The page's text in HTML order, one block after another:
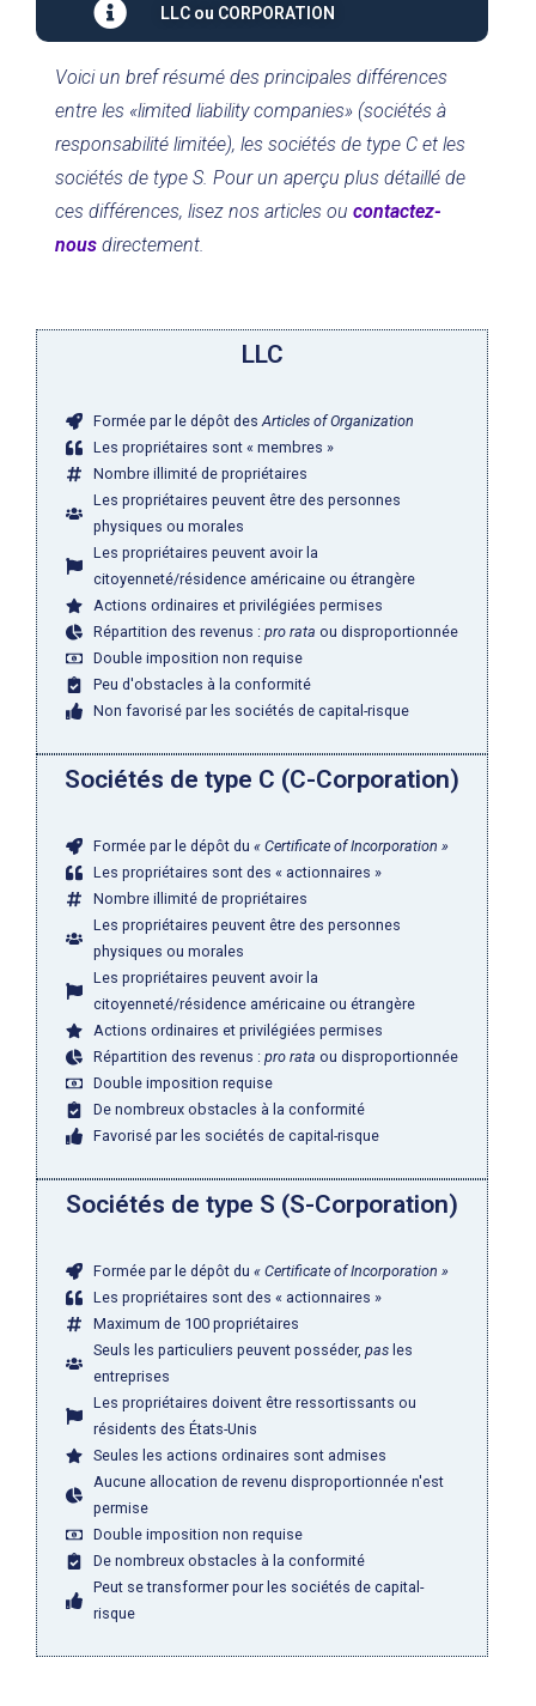
LLC ou CORPORATION
Voici un bref résumé des principales différences
entre les «limited liability companies» (sociétés à
responsabilité limitée), les sociétés de type C et les
sociétés de type S. Pour un aperçu plus détaillé de
ces différences, lisez nos articles ou contactez-
nous directement.
LLC
Formée par le dépôt des Articles of Organization
Les propriétaires sont « membres »
Nombre illimité de propriétaires
Les propriétaires peuvent être des personnes
physiques ou morales
Les propriétaires peuvent avoir la
citoyenneté/résidence américaine ou étrangère
Actions ordinaires et privilégiées permises
Répartition des revenus : pro rata ou disproportionnée
Double imposition non requise
Peu d'obstacles à la conformité
Non favorisé par les sociétés de capital-risque
Sociétés de type C (C-Corporation)
Formée par le dépôt du « Certificate of Incorporation »
Les propriétaires sont des « actionnaires »
Nombre illimité de propriétaires
Les propriétaires peuvent être des personnes
physiques ou morales
Les propriétaires peuvent avoir la
citoyenneté/résidence américaine ou étrangère
Actions ordinaires et privilégiées permises
Répartition des revenus : pro rata ou disproportionnée
Double imposition requise
De nombreux obstacles à la conformité
Favorisé par les sociétés de capital-risque
Sociétés de type S (S-Corporation)
Formée par le dépôt du « Certificate of Incorporation »
Les propriétaires sont des « actionnaires »
Maximum de 100 propriétaires
Seuls les particuliers peuvent posséder, pasles
entreprises
Les propriétaires doivent être ressortissants ou
résidents des États-Unis
Seules les actions ordinaires sont admises
Aucune allocation de revenu disproportionnée n'est
permise
Double imposition non requise
De nombreux obstacles à la conformité
Peut se transformer pour les sociétés de capital-
risque